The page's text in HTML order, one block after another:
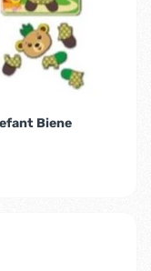
Biene